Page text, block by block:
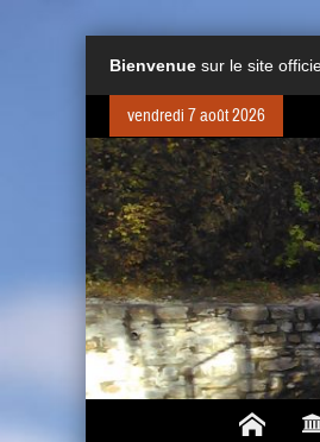
Bienvenue sur le site
vendredi 7 août 2026
Ne